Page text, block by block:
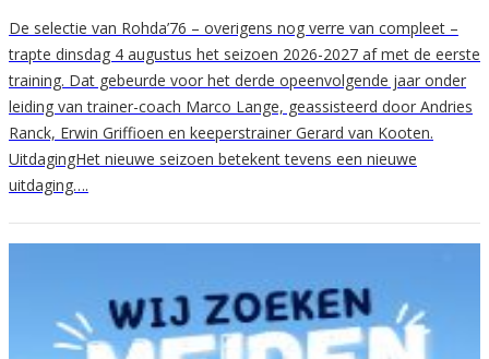
De selectie van Rohda’76 – overigens nog verre van compleet –
trapte dinsdag 4 augustus het seizoen 2026-2027 af met de eerste
training. Dat gebeurde voor het derde opeenvolgende jaar onder
leiding van trainer-coach Marco Lange, geassisteerd door Andries
Ranck, Erwin Griffioen en keeperstrainer Gerard van Kooten.
UitdagingHet nieuwe seizoen betekent tevens een nieuwe
uitdaging….